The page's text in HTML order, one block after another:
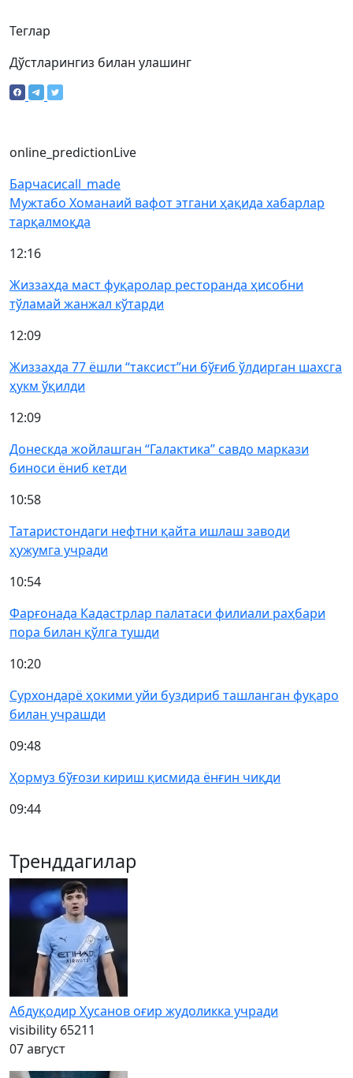
Теглар
Дўстларингиз билан улашинг
online_predictionLive
Барчасиcall_made
Мужтабо Хоманаий вафот этгани ҳақида хабарлар
тарқалмоқда
12:16
Жиззахда маст фуқаролар ресторанда ҳисобни
тўламай жанжал кўтарди
12:09
Жиззахда 77 ёшли “таксист”ни бўғиб ўлдирган шахсга
ҳукм ўқилди
12:09
Донескда жойлашган “Галактика” савдо маркази
биноси ёниб кетди
10:58
Татаристондаги нефтни қайта ишлаш заводи
ҳужумга учради
10:54
Фарғонада Кадастрлар палатаси филиали раҳбари
пора билан қўлга тушди
10:20
Сурхондарё ҳокими уйи буздириб ташланган фуқаро
билан учрашди
09:48
Ҳормуз бўғози кириш қисмида ёнғин чиқди
09:44
Тренддагилар
Абдуқодир Ҳусанов оғир жудоликка учради
visibility 65211
07 август